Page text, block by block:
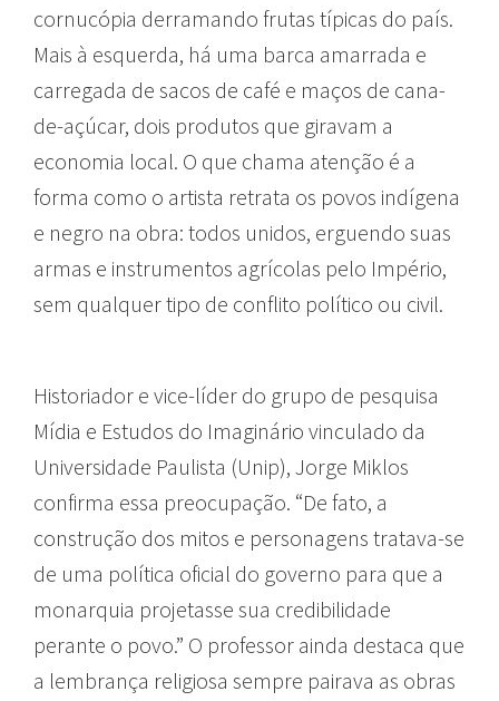
cornucópia derramando frutas típicas do país.
Mais à esquerda, há uma barca amarrada e
carregada de sacos de café e maços de cana-
de-açúcar, dois produtos que giravam a
economia local. O que chama atenção é a
forma como o artista retrata os povos indígena
e negro na obra: todos unidos, erguendo suas
armas e instrumentos agrícolas pelo Império,
sem qualquer tipo de conflito político ou civil.
Historiador e vice-líder do grupo de pesquisa
Mídia e Estudos do Imaginário vinculado da
Universidade Paulista (Unip), Jorge Miklos
confirma essa preocupação. “De fato, a
construção dos mitos e personagens tratava-se
de uma política oficial do governo para que a
monarquia projetasse sua credibilidade
perante o povo.” O professor ainda destaca que
a lembrança religiosa sempre pairava as obras